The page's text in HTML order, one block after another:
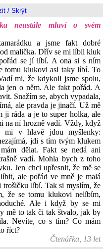
neustále mluví o svém
a jsme fakt dobré
malička. Dřív se mi líbil kluk
se jí líbí. A ona si s ním
tomu klukovi asi taky líbí. To
mi, že kdykoli jsme spolu,
jen o něm. Ale fakt pořád. A
Snažím se, abych vypadala,
ale pravda je jinačí. Už mě
ji ráda a je to super holka, ale
na ní hrozně vadí. Vždy, když
v hlavě jdou myšlenky:
jdi s tím tvým klukem
dělat. Fakt se nedá ani
vadí. Mohla bych z toho
Jen chci upřesnit, že mě se
ale pořád ve mně je malá
trošičku líbí. Tak si myslím, že
že se tomu klukovi nelíbím,
Ale i když by se mi
mě to tak či tak štvalo, jak by
Nevíte, co s tím? Co mám
říct?
Čtenářka, 13 let